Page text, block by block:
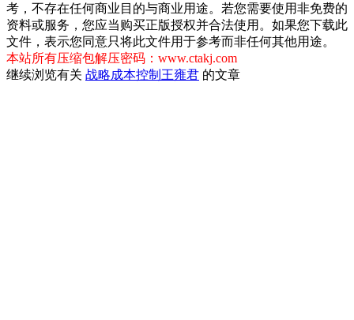
考，不存在任何商业目的与商业用途。若您需要使用非免费的
资料或服务，您应当购买正版授权并合法使用。如果您下载此
文件，表示您同意只将此文件用于参考而非任何其他用途。
本站所有压缩包解压密码：www.ctakj.com
继续浏览有关 战略成本控制 王雍君 的文章